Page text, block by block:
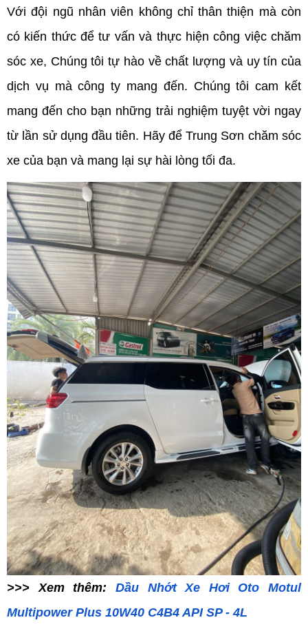
Với đội ngũ nhân viên không chỉ thân thiện mà còn
có kiến thức để tư vấn và thực hiện công việc chăm
sóc xe, Chúng tôi tự hào về chất lượng và uy tín của
dịch vụ mà công ty mang đến. Chúng tôi cam kết
mang đến cho bạn những trải nghiệm tuyệt vời ngay
từ lần sử dụng đầu tiên. Hãy để Trung Sơn chăm sóc
xe của bạn và mang lại sự hài lòng tối đa.
>>> Xem thêm: Dầu Nhớt Xe Hơi Oto Motul
Multipower Plus 10W40 C4B4 API SP - 4L